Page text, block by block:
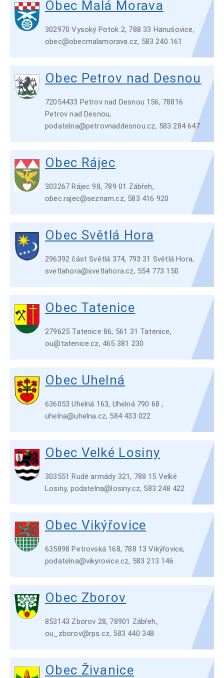
Obec Malá Morava
302970 Vysoký Potok 2, 788 33 Hanušovice,
obec@obecmalamorava.cz, 583 240 161
Obec Petrov nad Desnou
72054433 Petrov nad Desnou 156, 78816
Petrov nad Desnou,
podatelna@petrovnaddesnou.cz, 583 284 647
Obec Rájec
303267 Rájec 98, 789 01 Zábřeh,
obec.rajec@seznam.cz, 583 416 920
Obec Světlá Hora
296392 část Světlá 374, 793 31 Světlá Hora,
svetlahora@svetlahora.cz, 554 773 150
Obec Tatenice
279625 Tatenice 86, 561 31 Tatenice,
ou@tatenice.cz, 465 381 230
Obec Uhelná
636053 Uhelná 163, Uhelná 790 68 ,
uhelna@uhelna.cz, 584 433 022
Obec Velké Losiny
303551 Rudé armády 321, 788 15 Velké
Losiny, podatelna@losiny.cz, 583 248 422
Obec Vikýřovice
635898 Petrovská 168, 788 13 Vikýřovice,
podatelna@vikyrovice.cz, 583 213 146
Obec Zborov
853143 Zborov 28, 78901 Zábřeh,
ou_zborov@rps.cz, 583 440 348
Obec Živanice